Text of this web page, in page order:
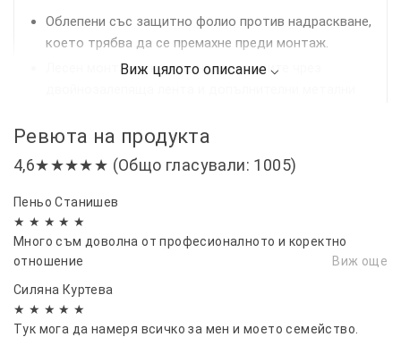
Облепени със защитно фолио против надраскване,
което трябва да се премахне преди монтаж.
Лесен монтаж в канала на прозорците чрез
Препоръчително е предварително почистване на
рамките на прозорците за най-добро прилепване.
Съвместими за:
Осигурете си по-комфортно, безопасно и
ветробрани
Ревюта на продукта
4,6★★★★★ (Общо гласували: 1005)
Пеньо Станишев
★ ★ ★ ★ ★
Много съм доволна от професионалното и коректно
отношение
Виж още
Силяна Куртева
★ ★ ★ ★ ★
Тук мога да намеря всичко за мен и моето семейство.